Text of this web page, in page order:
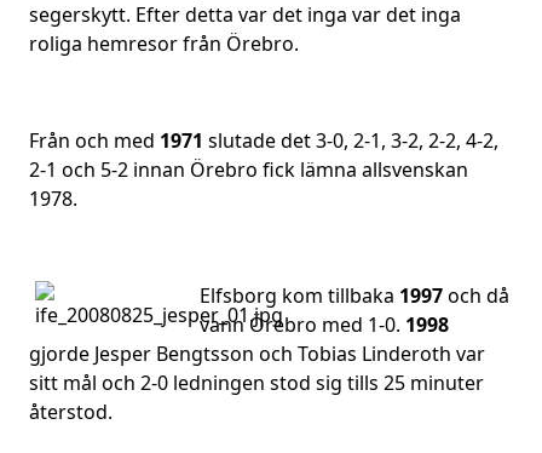
segerskytt. Efter detta var det inga var det inga
roliga hemresor från Örebro.
Från och med 1971 slutade det 3-0, 2-1, 3-2, 2-2, 4-2,
2-1 och 5-2 innan Örebro fick lämna allsvenskan
1978.
Elfsborg kom tillbaka 1997och då
vann Örebro med 1-0. 1998
gjorde Jesper Bengtsson och Tobias Linderoth var
sitt mål och 2-0 ledningen stod sig tills 25 minuter
återstod.